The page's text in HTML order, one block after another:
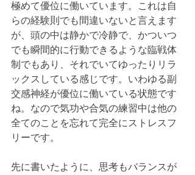
極めて優位に働いています。これは自
らの経験則でも間違いないと言えます
が、頭の中は静かで冷静で、かついつ
でも瞬間的に行動できるような臨戦体
制でもあり、それでいてゆったりリラ
ックスしている感じです。いわゆる副
交感神経が優位に働いている状態です
ね。なので気功や合気の練習中は他の
全てのことを忘れて完全にストレスフ
リーです。
先に書いたように、思考もバランスが